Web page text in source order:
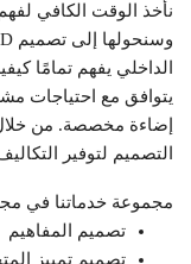
نأخذ الوقت الكافي
الداخلي يفهم تمامًا
يتوافق مع احتياجات
إضاءة مخصصة. من
التصميم لتوفير
مجموعة خدماتنا في
تصميم المفاهيم
تصميم تمييز